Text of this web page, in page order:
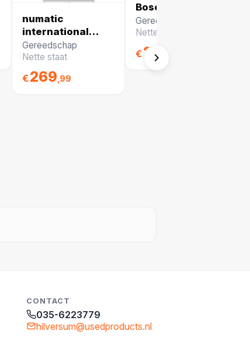
numatic
international
rvs130
Gereedschap
Nette staat
€269 ,99
Bosch set
Gereedschap
Nette staat
€299
CONTACT
035-6223779
hilversum@usedproducts.nl